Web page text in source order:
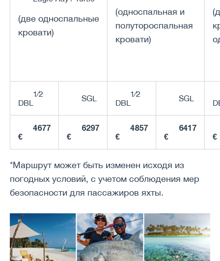
(две односпальные
кровати)
(односпальная и
полутороспальная
кровати)
1⁄2
DBL
SGL
1⁄2
DBL
SGL
4677
€
6297
€
4857
€
6417
€
€
*Маршрут может быть изменен исходя из
погодных условий, с учетом соблюдения мер
безопасности для пассажиров яхты.